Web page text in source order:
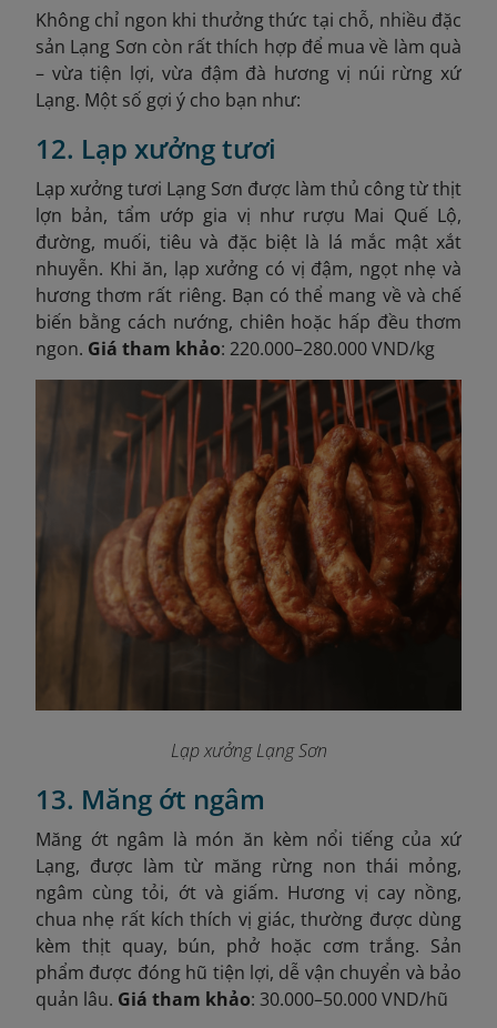
Không chỉ ngon khi thưởng thức tại chỗ, nhiều đặc
sản Lạng Sơn còn rất thích hợp để mua về làm quà
– vừa tiện lợi, vừa đậm đà hương vị núi rừng xứ
Lạng. Một số gợi ý cho bạn như:
12. Lạp xưởng tươi
Lạp xưởng tươi Lạng Sơn được làm thủ công từ thịt
lợn bản, tẩm ướp gia vị như rượu Mai Quế Lộ,
đường, muối, tiêu và đặc biệt là lá mắc mật xắt
nhuyễn. Khi ăn, lạp xưởng có vị đậm, ngọt nhẹ và
hương thơm rất riêng. Bạn có thể mang về và chế
biến bằng cách nướng, chiên hoặc hấp đều thơm
ngon. Giá tham khảo: 220.000–280.000 VND/kg
Lạp xưởng Lạng Sơn
13. Măng ớt ngâm
Măng ớt ngâm là món ăn kèm nổi tiếng của xứ
Lạng, được làm từ măng rừng non thái mỏng,
ngâm cùng tỏi, ớt và giấm. Hương vị cay nồng,
chua nhẹ rất kích thích vị giác, thường được dùng
kèm thịt quay, bún, phở hoặc cơm trắng. Sản
phẩm được đóng hũ tiện lợi, dễ vận chuyển và bảo
quản lâu. Giá tham khảo: 30.000–50.000 VND/hũ